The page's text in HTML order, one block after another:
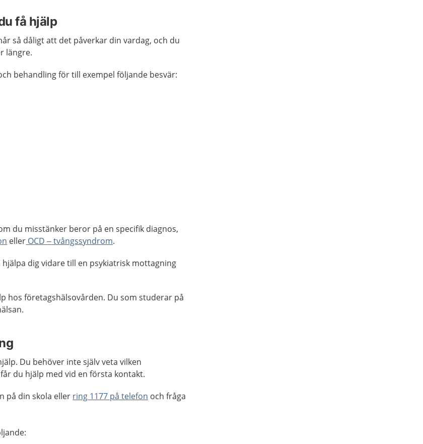
få hjälp
så dåligt att det påverkar din vardag, och du
längre.
behandling för till exempel följande besvär:
du misstänker beror på en specifik diagnos,
eller OCD – tvångssyndrom.
dig vidare till en psykiatrisk mottagning
hos företagshälsovården. Du som studerar på
Du behöver inte själv veta vilken
du hjälp med vid en första kontakt.
på din skola eller ring 1177 på telefon och fråga